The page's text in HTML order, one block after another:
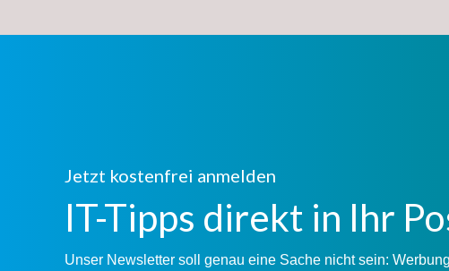
Jetzt kostenfrei anmelden
IT-Tipps direkt in Ihr
Unser Newsletter soll genau eine Sache nicht sein: